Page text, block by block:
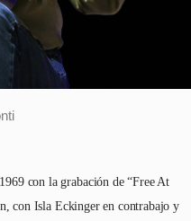
con la grabación de “Free At
con Isla Eckinger en contrabajo y